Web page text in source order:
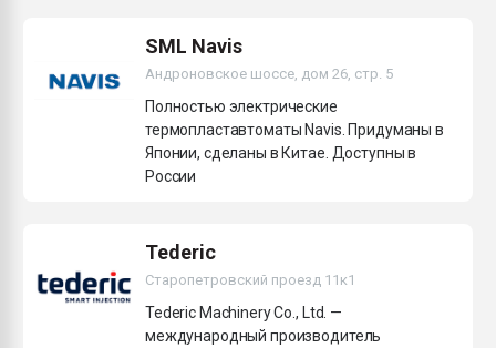
SML Navis
Андроновское шоссе, дом 26, стр. 5
Полностью электрические
термопластавтоматы Navis. Придуманы в
Японии, сделаны в Китае. Доступны в
России
Tederic
Старопетровский проезд 11к1
Tederic Machinery Co., Ltd. —
международный производитель